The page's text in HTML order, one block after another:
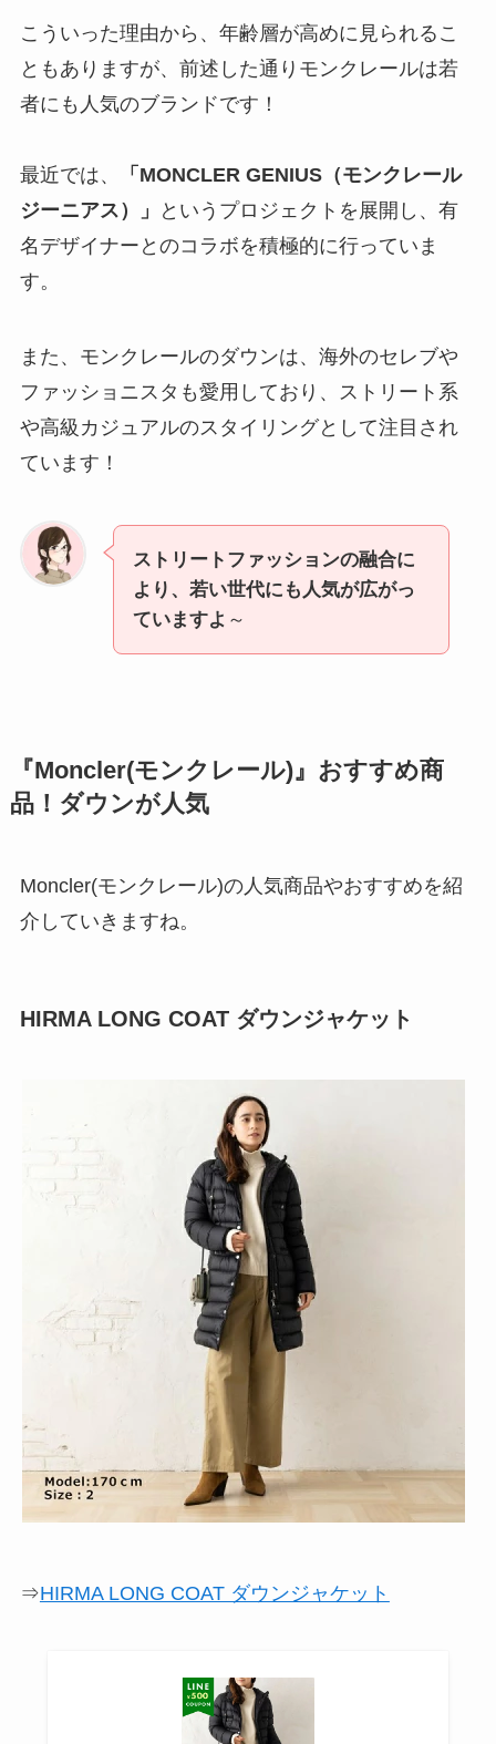
こういった理由から、年齢層が高めに見られるこ
ともありますが、前述した通りモンクレールは若
者にも人気のブランドです！
最近では、
「MONCLER GENIUS（モンクレール
ジーニアス）」
というプロジェクトを展開し、有
名デザイナーとのコラボを積極的に行っていま
す。
また、モンクレールのダウンは、海外のセレブや
ファッショニスタも愛用しており、ストリート系
や高級カジュアルのスタイリングとして注目され
ています！
ストリートファッションの融合に
より、若い世代にも人気が広がっ
ていますよ ～
『Moncler(モンクレール)』おすすめ商
品！ダウンが人気
Moncler(モンクレール)の人気商品やおすすめを紹
介していきますね。
HIRMA LONG COAT ダウンジャケット
⇒HIRMA LONG COAT ダウンジャケット